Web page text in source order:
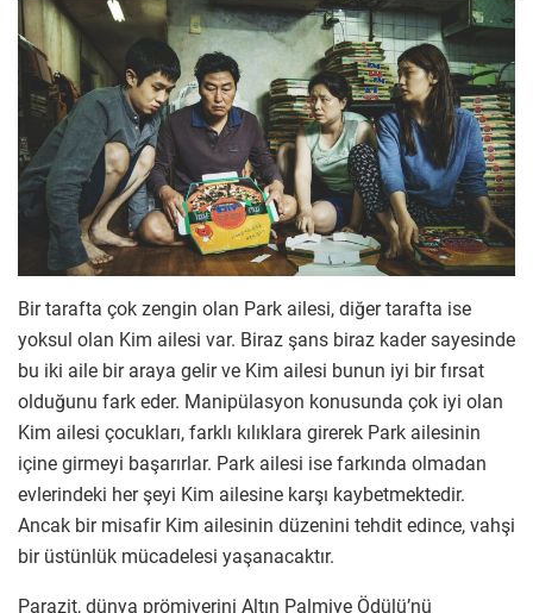
Bir tarafta çok zengin olan Park ailesi, diğer tarafta ise
yoksul olan Kim ailesi var. Biraz şans biraz kader sayesinde
bu iki aile bir araya gelir ve Kim ailesi bunun iyi bir fırsat
olduğunu fark eder. Manipülasyon konusunda çok iyi olan
Kim ailesi çocukları, farklı kılıklara girerek Park ailesinin
içine girmeyi başarırlar. Park ailesi ise farkında olmadan
evlerindeki her şeyi Kim ailesine karşı kaybetmektedir.
Ancak bir misafir Kim ailesinin düzenini tehdit edince, vahşi
bir üstünlük mücadelesi yaşanacaktır.
Parazit, dünya prömiyerini Altın Palmiye Ödülü’nü